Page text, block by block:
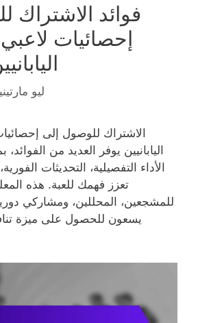
فوائد الاشتراك
إحصائيات
ليو
الاشتراك للوصول إلى
اليابانيين يوفر العديد من
الأداء التفصيلية، التحديثات
تعزز فهمك للعبة. هذه
للمشجعين، المحللين، ومشاركي
يسعون للحصول على ميزة